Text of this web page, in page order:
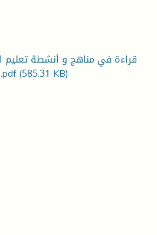
قراءة في مناهج و أنشطة تعليم
في ظل الانفجار المعرفي.pdf(585.31 KB)